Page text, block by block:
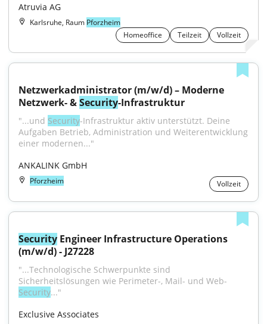
Atruvia AG
Karlsruhe, Raum Pforzheim
Homeoffice
Teilzeit Vollzeit
Netzwerkadministrator (m/w/d) – Moderne
Netzwerk- & Security-Infrastruktur
"...und Security-Infrastruktur aktiv unterstützt. Deine
Aufgaben Betrieb, Administration und Weiterentwicklung
einer modernen..."
ANKALINK GmbH
Pforzheim Vollzeit
Security Engineer Infrastructure Operations
(m/w/d) - J27228
"...Technologische Schwerpunkte sind
Sicherheitslösungen wie Perimeter-, Mail- und Web-
Security..."
Exclusive Associates